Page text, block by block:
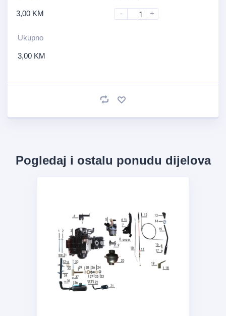
3,00 KM - +
Ukupno
3,00 KM
Pogledaj i ostalu ponudu dijelova